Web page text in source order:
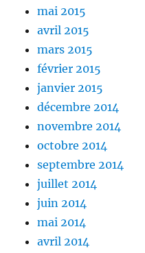
mai 2015
avril 2015
mars 2015
février 2015
janvier 2015
décembre 2014
novembre 2014
octobre 2014
septembre 2014
juillet 2014
juin 2014
mai 2014
avril 2014